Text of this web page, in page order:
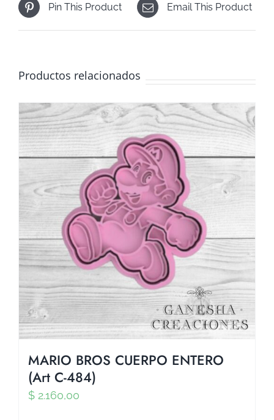
Pin This Product Email This Product
Productos relacionados
MARIO BROS CUERPO ENTERO
(Art C-484)
$ 2.160,00